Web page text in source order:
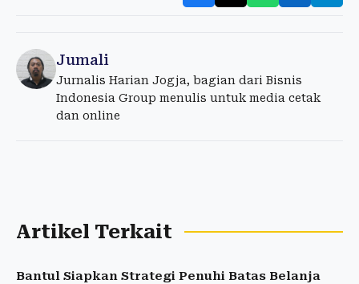
Jumali
Jurnalis Harian Jogja, bagian dari Bisnis
Indonesia Group menulis untuk media cetak
dan online
Artikel Terkait
Bantul Siapkan Strategi Penuhi Batas Belanja